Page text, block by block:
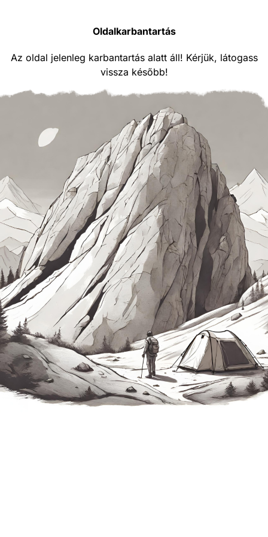
Oldalkarbantartás
Az oldal jelenleg karbantartás alatt áll! Kérjük, látogass
vissza később!